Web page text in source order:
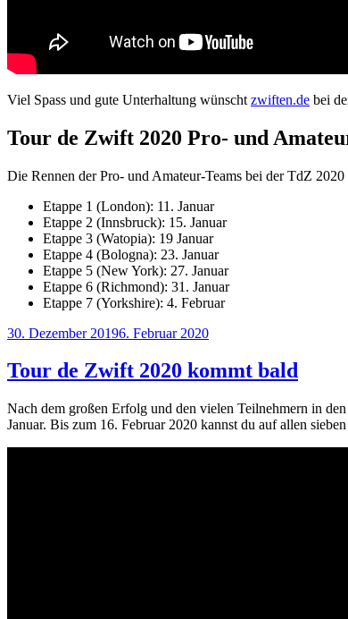
Viel Spass und gute Unterhaltung wünscht zwiften.de bei
Tour de Zwift 2020 Pro- und
Die Rennen der Pro- und Amateur-Teams bei der TdZ
Etappe 1 (London): 11. Januar
Etappe 2 (Innsbruck): 15. Januar
Etappe 3 (Watopia): 19 Januar
Etappe 4 (Bologna): 23. Januar
Etappe 5 (New York): 27. Januar
Etappe 6 (Richmond): 31. Januar
Etappe 7 (Yorkshire): 4. Februar
Veröffentlicht
30. Dezember 20196. Februar 2020
Tour de Zwift 2020 kommt bald
Nach dem großen Erfolg und den vielen Teilnehmern in
Januar. Bis zum 16. Februar 2020 kannst du auf allen